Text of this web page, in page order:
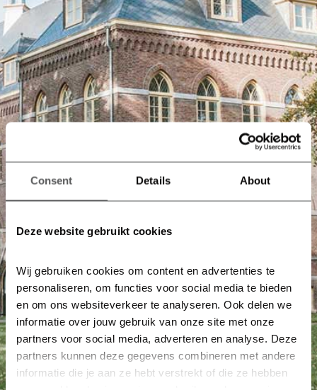
Consent Details About
Deze website gebruikt cookies
Wij gebruiken cookies om content en advertenties te
personaliseren, om functies voor social media te bieden
en om ons websiteverkeer te analyseren. Ook delen we
informatie over jouw gebruik van onze site met onze
partners voor social media, adverteren en analyse. Deze
partners kunnen deze gegevens combineren met andere
informatie die je aan ze hebt verstrekt of die ze hebben